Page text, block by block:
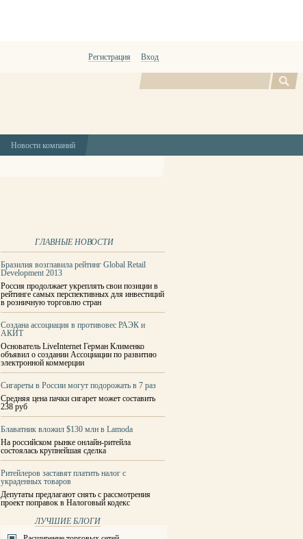
Регистрация Вход
Поиск
Новости компаний
ГЛАВНЫЕ НОВОСТИ
Бразилия возглавила рейтинг Global Retail
Development 2013
Россия продолжает укреплять свои позиции в
рейтинге самых перспективных для инвестиций
в розничную торговлю стран
Создана ассоциация в противовес РАЭК и
АКИТ
Основатель LiveInternet Герман Клименко
объявил о создании Ассоциации по развитию
электронной коммерции
Сигареты в России могут подорожать в 7 раз
Средняя цена пачки сигарет может составить
238 руб
Блаватник вложил $130 млн в Lamoda
На российском рынке онлайн-ритейла
состоялась крупнейшая сделка
Ритейлеров заставят платить налог с
украденных товаров
Депутаты предлагают снять с рассмотрения
проект поправок в Налоговый кодекс
ЛУЧШИЕ БЛОГИ